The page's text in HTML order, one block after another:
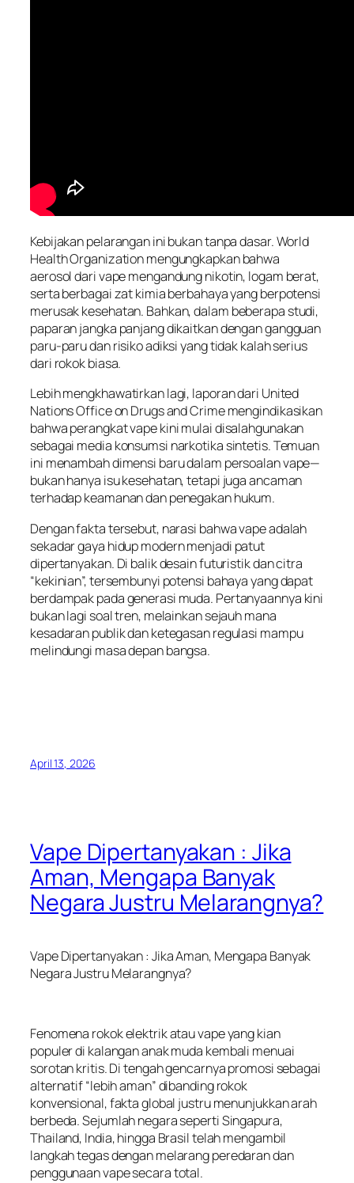
Kebijakan pelarangan ini bukan tanpa dasar. World
Health Organization mengungkapkan bahwa
aerosol dari vape mengandung nikotin, logam berat,
serta berbagai zat kimia berbahaya yang berpotensi
merusak kesehatan. Bahkan, dalam beberapa studi,
paparan jangka panjang dikaitkan dengan gangguan
paru-paru dan risiko adiksi yang tidak kalah serius
dari rokok biasa.
Lebih mengkhawatirkan lagi, laporan dari United
Nations Office on Drugs and Crime mengindikasikan
bahwa perangkat vape kini mulai disalahgunakan
sebagai media konsumsi narkotika sintetis. Temuan
ini menambah dimensi baru dalam persoalan vape—
bukan hanya isu kesehatan, tetapi juga ancaman
terhadap keamanan dan penegakan hukum.
Dengan fakta tersebut, narasi bahwa vape adalah
sekadar gaya hidup modern menjadi patut
dipertanyakan. Di balik desain futuristik dan citra
“kekinian”, tersembunyi potensi bahaya yang dapat
berdampak pada generasi muda. Pertanyaannya kini
bukan lagi soal tren, melainkan sejauh mana
kesadaran publik dan ketegasan regulasi mampu
melindungi masa depan bangsa.
April 13, 2026
Vape Dipertanyakan : Jika
Aman, Mengapa Banyak
Negara Justru Melarangnya?
Vape Dipertanyakan : Jika Aman, Mengapa Banyak
Negara Justru Melarangnya?
Fenomena rokok elektrik atau vape yang kian
populer di kalangan anak muda kembali menuai
sorotan kritis. Di tengah gencarnya promosi sebagai
alternatif “lebih aman” dibanding rokok
konvensional, fakta global justru menunjukkan arah
berbeda. Sejumlah negara seperti Singapura,
Thailand, India, hingga Brasil telah mengambil
langkah tegas dengan melarang peredaran dan
penggunaan vape secara total.